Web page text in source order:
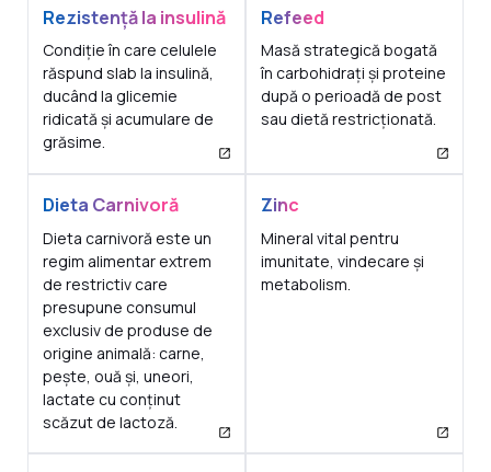
Rezistență la insulină
Condiție în care celulele
răspund slab la insulină,
ducând la glicemie
ridicată și acumulare de
grăsime.
Refeed
Masă strategică bogată
în carbohidrați și proteine
după o perioadă de post
sau dietă restricționată.
Dieta Carnivoră
Dieta carnivoră este un
regim alimentar extrem
de restrictiv care
presupune consumul
exclusiv de produse de
origine animală: carne,
pește, ouă și, uneori,
lactate cu conținut
scăzut de lactoză.
Zinc
Mineral vital pentru
imunitate, vindecare și
metabolism.